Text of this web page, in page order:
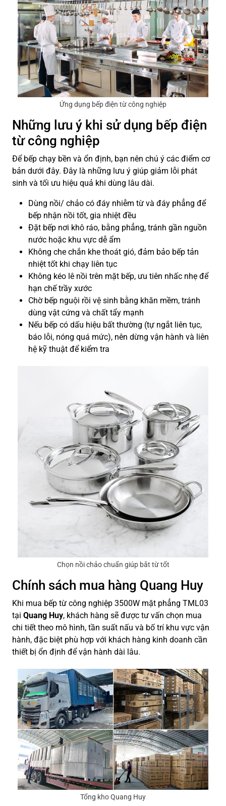
Ứng dụng bếp điện từ công nghiệp
Những lưu ý khi sử dụng bếp điện
từ công nghiệp
Để bếp chạy bền và ổn định, bạn nên chú ý các điểm cơ
bản dưới đây. Đây là những lưu ý giúp giảm lỗi phát
sinh và tối ưu hiệu quả khi dùng lâu dài.
Dùng nồi/ chảo có đáy nhiễm từ và đáy phẳng để
bếp nhận nồi tốt, gia nhiệt đều
Đặt bếp nơi khô ráo, bằng phẳng, tránh gần nguồn
nước hoặc khu vực dễ ẩm
Không che chắn khe thoát gió, đảm bảo bếp tản
nhiệt tốt khi chạy liên tục
Không kéo lê nồi trên mặt bếp, ưu tiên nhấc nhẹ để
hạn chế trầy xước
Chờ bếp nguội rồi vệ sinh bằng khăn mềm, tránh
dùng vật cứng và chất tẩy mạnh
Nếu bếp có dấu hiệu bất thường (tự ngắt liên tục,
báo lỗi, nóng quá mức), nên dừng vận hành và liên
hệ kỹ thuật để kiểm tra
Chọn nồi chảo chuẩn giúp bắt từ tốt
Chính sách mua hàng Quang Huy
Khi mua bếp từ công nghiệp 3500W mặt phẳng TML03
tại Quang Huy, khách hàng sẽ được tư vấn chọn mua
chi tiết theo mô hình, tần suất nấu và bố trí khu vực vận
hành, đặc biệt phù hợp với khách hàng kinh doanh cần
thiết bị ổn định để vận hành dài lâu.
Tổng kho Quang Huy